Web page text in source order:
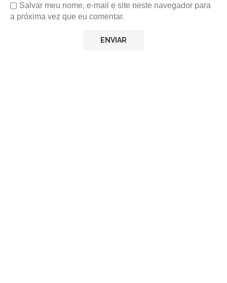
Salvar meu nome, e-mail e site neste navegador para
a próxima vez que eu comentar.